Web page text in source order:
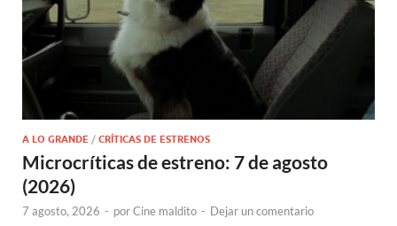
A LO GRANDE / CRÍTICAS DE ESTRENOS
Microcríticas de estreno: 7 de agosto
(2026)
7 agosto, 2026 - porCine maldito - Dejar un comentario